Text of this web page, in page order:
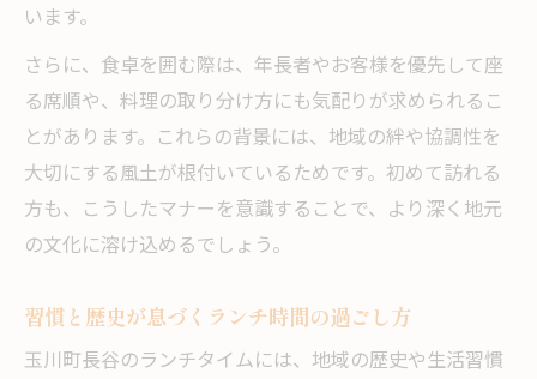
います。
さらに、食卓を囲む際は、年長者やお客様を優先して座
る席順や、料理の取り分け方にも気配りが求められるこ
とがあります。これらの背景には、地域の絆や協調性を
大切にする風土が根付いているためです。初めて訪れる
方も、こうしたマナーを意識することで、より深く地元
の文化に溶け込めるでしょう。
習慣と歴史が息づくランチ時間の過ごし方
玉川町長谷のランチタイムには、地域の歴史や生活習慣